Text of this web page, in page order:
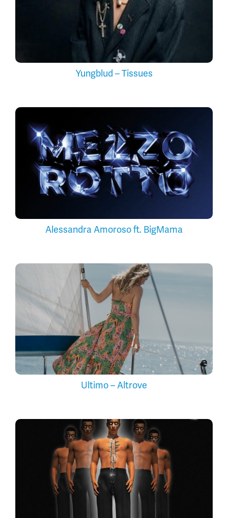
Yungblud – Tissues
Alessandra Amoroso ft. BigMama
Ultimo – Altrove